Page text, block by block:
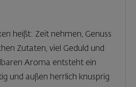
heißt: Zeit nehmen, Genuss
Zutaten, viel Geduld und
Aroma entsteht ein
und außen herrlich knusprig